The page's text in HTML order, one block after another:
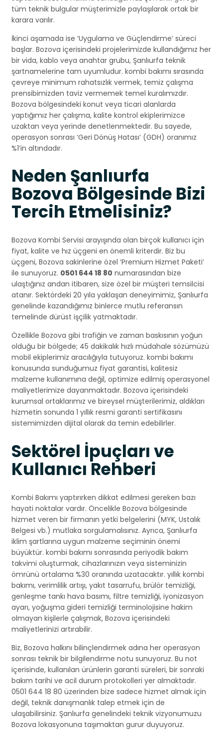
tüm teknik bulgular müşterimizle paylaşılarak ortak bir
karara varılır.
İkinci aşamada ise ‘Uygulama ve Güçlendirme’ süreci
başlar. Bozova içerisindeki projelerimizde kullandığımız her
bir vida, kablo veya anahtar grubu, Şanlıurfa teknik
şartnamelerine tam uyumludur. kombi bakımı sırasında
çevreye minimum rahatsızlık vermek, temiz çalışma
prensibimizden taviz vermemek temel kuralımızdır.
Bozova bölgesindeki konut veya ticari alanlarda
yaptığımız her çalışma, kalite kontrol ekiplerimizce
uzaktan veya yerinde denetlenmektedir. Bu sayede,
operasyon sonrası ‘Geri Dönüş Hatası’ (GDH) oranımız
%1’in altındadır.
Neden Şanlıurfa
Bozova Bölgesinde Bizi
Tercih Etmelisiniz?
Bozova Kombi Servisi arayışında olan birçok kullanıcı için
fiyat, kalite ve hız üçgeni en önemli kriterdir. Biz bu
üçgeni, Bozova sakinlerine özel ‘Premium Hizmet Paketi’
ile sunuyoruz. 0501 644 18 80 numarasından bize
ulaştığınız andan itibaren, size özel bir müşteri temsilcisi
atanır. Sektördeki 20 yıla yaklaşan deneyimimiz, Şanlıurfa
genelinde kazandığımız binlerce mutlu referansın
temelinde dürüst işçilik yatmaktadır.
Özellikle Bozova gibi trafiğin ve zaman baskısının yoğun
olduğu bir bölgede; 45 dakikalık hızlı müdahale sözümüzü
mobil ekiplerimiz aracılığıyla tutuyoruz. kombi bakımı
konusunda sunduğumuz fiyat garantisi, kalitesiz
malzeme kullanımına değil, optimize edilmiş operasyonel
maliyetlerimize dayanmaktadır. Bozova içerisindeki
kurumsal ortaklarımız ve bireysel müşterilerimiz, aldıkları
hizmetin sonunda 1 yıllık resmi garanti sertifikasını
sistemimizden dijital olarak da temin edebilirler.
Sektörel İpuçları ve
Kullanıcı Rehberi
Kombi Bakımı yaptırırken dikkat edilmesi gereken bazı
hayati noktalar vardır. Öncelikle Bozova bölgesinde
hizmet veren bir firmanın yetki belgelerini (MYK, Ustalık
Belgesi vb.) mutlaka sorgulamalısınız. Ayrıca, Şanlıurfa
iklim şartlarına uygun malzeme seçiminin önemi
büyüktür. kombi bakımı sonrasında periyodik bakım
takvimi oluşturmak, cihazlarınızın veya sisteminizin
ömrünü ortalama %30 oranında uzatacaktır. yıllık kombi
bakımı, verimlilik artışı, yakıt tasarrufu, brülör temizliği,
genleşme tankı hava basımı, filtre temizliği, iyonizasyon
ayarı, yoğuşma gideri temizliği terminolojisine hakim
olmayan kişilerle çalışmak, Bozova içerisindeki
maliyetlerinizi artırabilir.
Biz, Bozova halkını bilinçlendirmek adına her operasyon
sonrası teknik bir bilgilendirme notu sunuyoruz. Bu not
içerisinde, kullanılan ürünlerin garanti süreleri, bir sonraki
bakım tarihi ve acil durum protokolleri yer almaktadır.
0501 644 18 80 üzerinden bize sadece hizmet almak için
değil, teknik danışmanlık talep etmek için de
ulaşabilirsiniz. Şanlıurfa genelindeki teknik vizyonumuzu
Bozova lokasyonuna taşımaktan gurur duyuyoruz.